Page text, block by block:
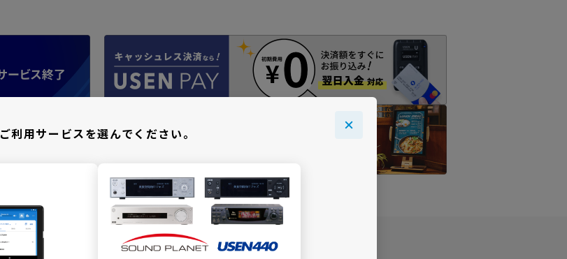
新規加入をご検討中のお客様
ご利用サービスを選んでください。